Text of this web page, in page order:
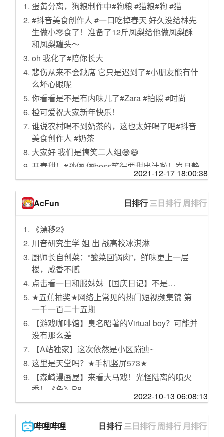
一图回顾党的历次代表大会
建设文化强国，铸就中华文化新辉煌
国家统计局：我国贫困地区农村居民收入持续
较快增长
罕见公开！中国海军全新亮相的长征18号艇南
海演训画面
下水道堵塞了，别再用热水冲了，教你3招正确
实用小妙招，快速疏通无异味
与拜登唱“对台戏” 普京中东行有哪些看点？
高校毛概女老师被赞“神仙颜值”，校方：她今年
才毕业刚入职，个子高很好看，教学能力也出
众
美国911恐怖袭击，正在直播的摄影机，拍下完
整撞击画面
高价请大仙作法 妻子被放锅里蒸痛苦哀嚎 丈夫
含泪：你再坚持坚持
始终不渝做全球发展的贡献者
调解：为阻止女儿出国上学 母亲不惜闹到离婚
地步：女儿患抑郁症
尖椒干豆腐不要直接炒，像我这样做，鲜香滑
嫩又入味，营养解馋
《“洋记者”感知中国》第一集：“耕耘脚下 仰望
星空”
听说很好吃2：孟子义脱口秀《孟的一秀》，孟
子义绝对是来搞笑的
脚后跟干裂，走路还痛来到门诊才知道，原来
这么简单皮肤科🙋教你搞定🔎这个就是湿疹
——角化过度型因为脚上面皮脂腺分泌少，角
质层含水量不厚所以经常摩擦、小伤口就容易
增生角化过度，处理很简单，记住晚上热水泡
脚后涂抹卤米松乳膏（孚松）或者水杨酸软
膏，用保鲜膜覆盖胶布固定，第二天打开涂抹
凡士林保湿，大
蛋黄分离，狗粮制作中#狗粮 #猫粮#狗 #猫
#抖音美食创作人 #一口吃掉春天 好久没给林先
生做小零食了！准备了12斤凤梨给他做凤梨酥
和凤梨罐头～
oh 我化了#陪你长大
悲伤从来不会缺席 它只是迟到了#小朋友能有什
么坏心眼呢
你看看是不是有内味儿了#Zara #拍照 #时尚
橙可爱祝大家新年快乐！
谁说农村喝不到奶茶的，这也太好喝了吧#抖音
美食创作人 #奶茶
大家好 我们是搞笑二人组😅😄
开春甜！#孙俪 俪boss笑得要甜出汁啦！岁月静
好，有你相伴，祝大家#情人节快乐 ❤️@抖音小
助手
和 @T-Crayon 一起 #合拍 嘿 来了
有人相爱，有人只能每天遛猫#猫#治愈#情绪
和你在一起，白水到嘴里，甜进我心里❤️#闺蜜
#陶虹 #张庭
清唱 叭
不论几岁，和闺蜜在一起永远停留在相识的年
纪，赞同吗？#爱的城堡 #张庭
#只要我上班时穿的够土 ？？？ hi #上班下班两
副面孔
#摸摸鱼 #迷你世界 #我的世界 #mc @抖音小助
手 @DOU+小助手 #dou上热门 @抖音 #火 #推
#你说吓人不吓人
晚安啦🌛#爱豆的晚安糖分超标 #晚安锁屏已发
送 #生活中最美的我
有这种儿子，还加什么班？！@东东龙儿歌 #充
能计划 #轻漫计划 #加油吧职场人
2021-12-17 18:00:38
AcFun 日排行三日排行周排行
《漂移2》
川音研究生学 姐 出 战高校冰淇淋
厨师长自创菜：“酸菜回锅肉”，鲜味更上一层
楼，咸香不腻
点击看一日和服妹妹【国庆日记】不是…
★五蕉抽奖★网络上常见的热门短视频集锦 第
一千一百二十五期
【游戏咖啡馆】臭名昭著的Virtual boy？可能并
没有那么差
【A站独家】这次依然是小区蹦迪~
这里是天堂吗？★手机竖屏573★
【森崎漫画屋】来看大马戏！光怪陆离的喷火
秀！《鱼》P8
桃 之 助【今天有什么好笑的 #984】
【盾盾】【独家】Likey 甜到你得糖尿病
回 坑 玩 家 现 状
2022-10-13 06:08:13
哔哩哔哩 日排行三日排行周排行月排行